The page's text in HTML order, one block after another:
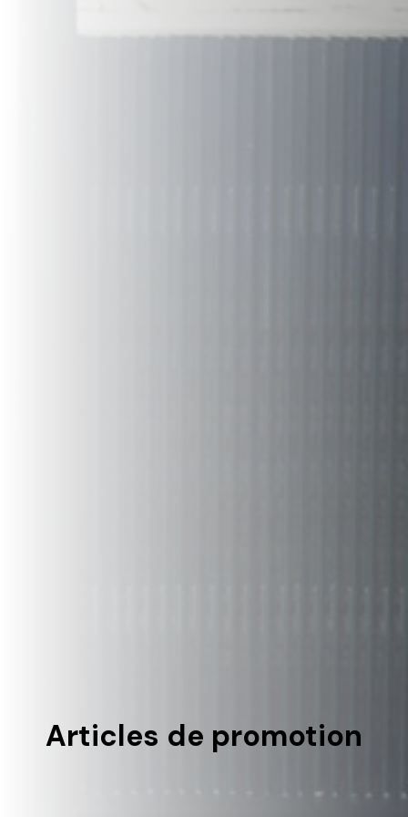
Articles de promotion